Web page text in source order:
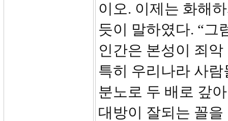
이오. 이제는 화해
듯이 말하였다. “그
인간은 본성이 죄
특히 우리나라 사
분노로 두 배로 갚
대방이 잘되는 꼴